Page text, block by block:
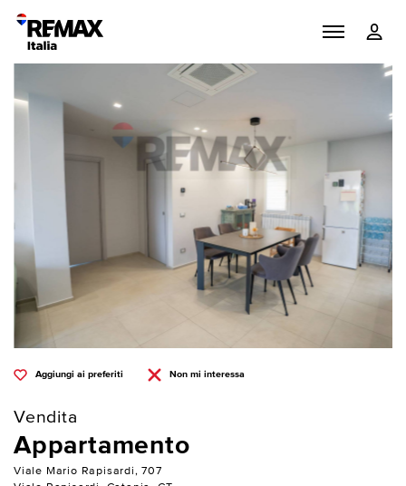
Aggiungi ai preferiti Non mi interessa
Vendita
Appartamento
Viale Mario Rapisardi, 707